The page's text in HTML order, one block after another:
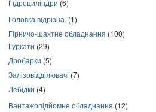
Гідроциліндри (6)
Головка відрізна. (1)
Гірничо-шахтне обладнання (100)
Гуркати (29)
Дробарки (5)
Залізовідділювачі (7)
Лебідки (4)
Вантажопідйомне обладнання (12)